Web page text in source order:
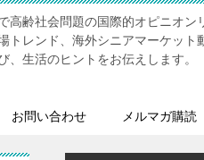
高齢社会問題の国際的オピニオン
トレンド、海外シニアマーケット
生活のヒントをお伝えします。
お問い合わせ メルマガ購読